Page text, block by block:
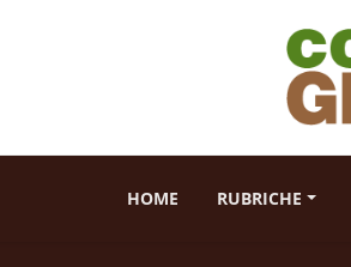
HOME RUBRICHE